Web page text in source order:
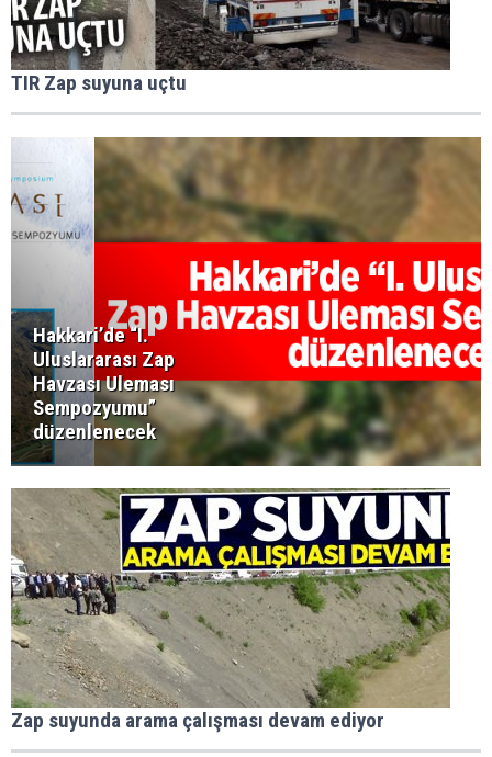
TIR Zap suyuna uçtu
Hakkari’de “I.
Uluslararası Zap
Havzası Uleması
Sempozyumu”
düzenlenecek
Zap suyunda arama çalışması devam ediyor